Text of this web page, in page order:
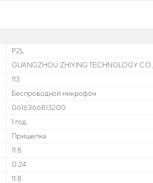
P2L
GUANGZHOU ZHIYING TECHNOLOGY
113
Беспроводной микрофон
0616366813200
1 год
Прищепка
11.8
0.24
11.8